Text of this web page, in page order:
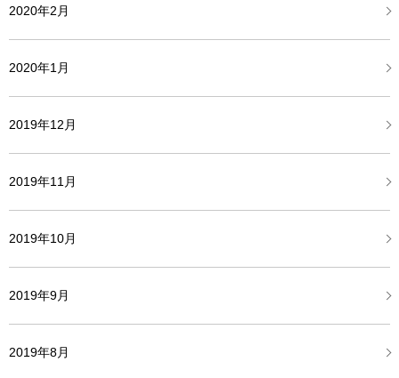
2020年2月
2020年1月
2019年12月
2019年11月
2019年10月
2019年9月
2019年8月